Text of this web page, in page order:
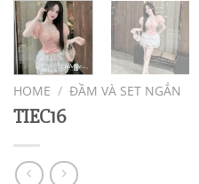
HOME / ĐẦM VÀ SET NGẮN
TIEC16